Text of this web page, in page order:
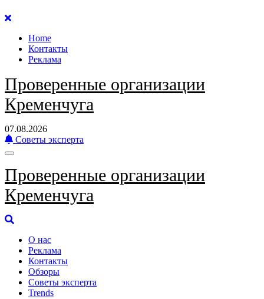
Перейти
содержанию
Home
Контакты
Реклама
Проверенные организации
Кременчуга
07.08.2026
Советы эксперта
Проверенные организации
Кременчуга
О нас
Реклама
Контакты
Обзоры
Советы эксперта
Trends